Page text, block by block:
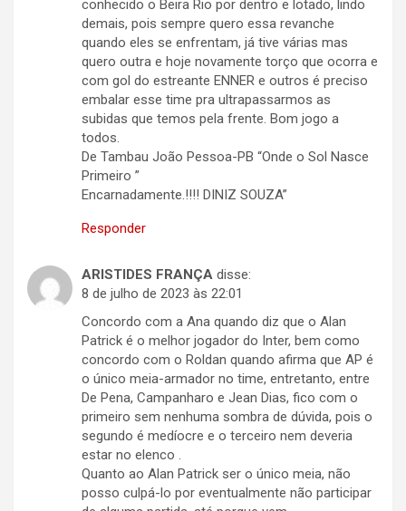
conhecido o Beira Rio por dentro e lotado, lindo
demais, pois sempre quero essa revanche
quando eles se enfrentam, já tive várias mas
quero outra e hoje novamente torço que ocorra e
com gol do estreante ENNER e outros é preciso
embalar esse time pra ultrapassarmos as
subidas que temos pela frente. Bom jogo a
todos.
De Tambau João Pessoa-PB “Onde o Sol Nasce
Primeiro ”
Encarnadamente.!!!! DINIZ SOUZA”
Responder
ARISTIDES FRANÇA disse:
8 de julho de 2023 às 22:01
Concordo com a Ana quando diz que o Alan
Patrick é o melhor jogador do Inter, bem como
concordo com o Roldan quando afirma que AP é
o único meia-armador no time, entretanto, entre
De Pena, Campanharo e Jean Dias, fico com o
primeiro sem nenhuma sombra de dúvida, pois o
segundo é medíocre e o terceiro nem deveria
estar no elenco .
Quanto ao Alan Patrick ser o único meia, não
posso culpá-lo por eventualmente não participar